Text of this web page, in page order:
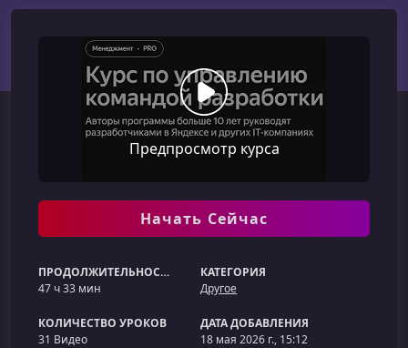
Предпросмотр курса
Начать Сейчас
ПРОДОЛЖИТЕЛЬНОСТЬ
47 ч 33 мин
КАТЕГОРИЯ
Другое
КОЛИЧЕСТВО УРОКОВ
31 Видео
ДАТА ДОБАВЛЕНИЯ
18 мая 2026 г., 15:12